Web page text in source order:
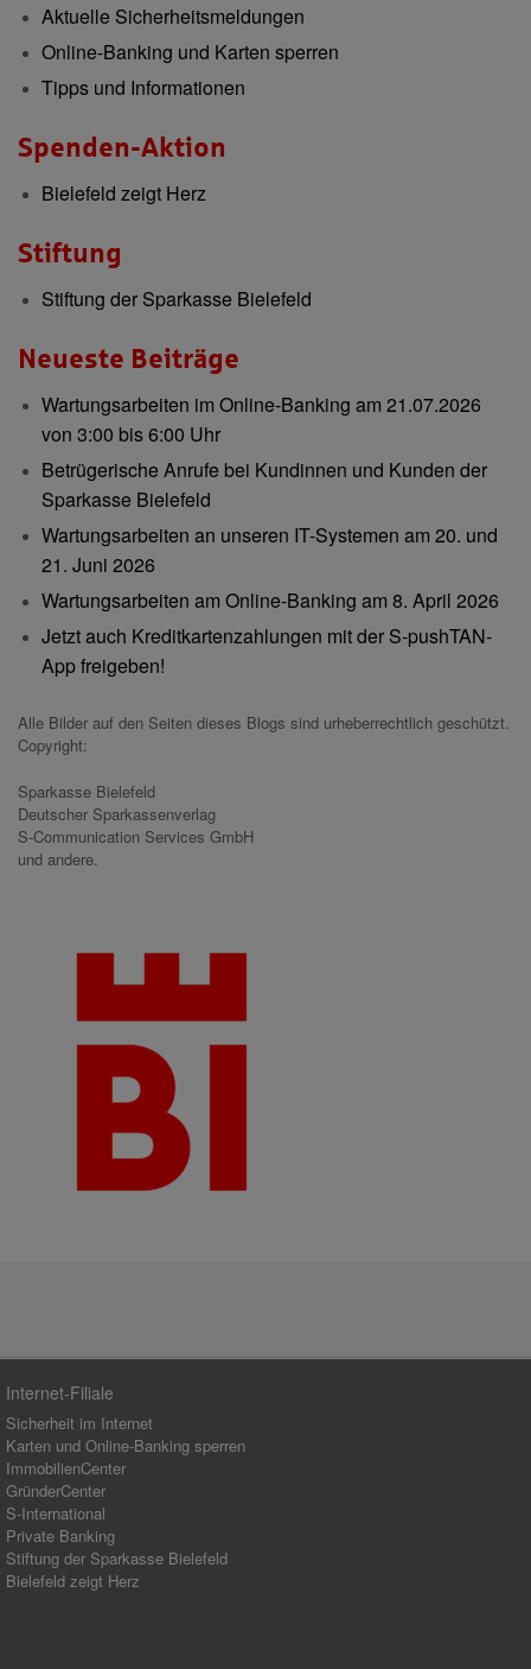
Aktuelle Sicherheitsmeldungen
Online-Banking und Karten sperren
Tipps und Informationen
Spenden-Aktion
Bielefeld zeigt Herz
Stiftung
Stiftung der Sparkasse Bielefeld
Neueste Beiträge
Wartungsarbeiten im Online-Banking am 21.07.2026
von 3:00 bis 6:00 Uhr
Betrügerische Anrufe bei Kundinnen und Kunden der
Sparkasse Bielefeld
Wartungsarbeiten an unseren IT-Systemen am 20. und
21. Juni 2026
Wartungsarbeiten am Online-Banking am 8. April 2026
Jetzt auch Kreditkartenzahlungen mit der S-pushTAN-
App freigeben!
Alle Bilder auf den Seiten dieses Blogs sind urheberrechtlich geschützt.
Copyright:
Sparkasse Bielefeld
Deutscher Sparkassenverlag
S-Communication Services GmbH
und andere.
Internet-Filiale
Sicherheit im Internet
Karten und Online-Banking sperren
ImmobilienCenter
GründerCenter
S-International
Private Banking
Stiftung der Sparkasse Bielefeld
Bielefeld zeigt Herz